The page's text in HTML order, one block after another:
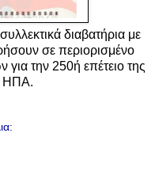
διαβατήρια με
σε περιορισμένο
την 250ή επέτειο της
ΗΠΑ.